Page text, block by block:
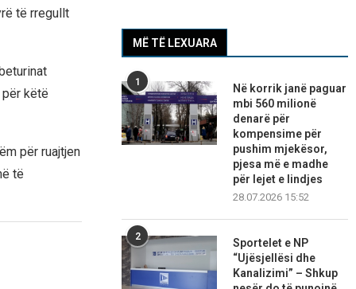
të rregullt
këtë
për ruajtjen
të
MË TË LEXUARA
1
Në korrik janë paguar
mbi 560 milionë
denarë për
kompensime për
pushim mjekësor,
pjesa më e madhe
për lejet e lindjes
28.07.2026 15:52
2
Sportelet e NP
“Ujësjellësi dhe
Kanalizimi” – Shkup